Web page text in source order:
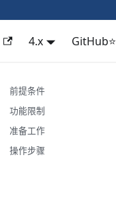
4.x GitHub⭐
前提条件
功能限制
准备工作
操作步骤